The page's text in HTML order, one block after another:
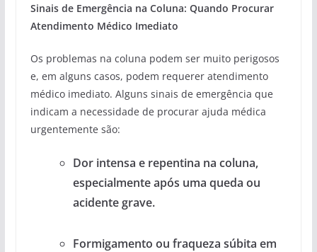
Sinais de Emergência na Coluna: Quando Procurar
Atendimento Médico Imediato
Os problemas na coluna podem ser muito perigosos
e, em alguns casos, podem requerer atendimento
médico imediato. Alguns sinais de emergência que
indicam a necessidade de procurar ajuda médica
urgentemente são:
Dor intensa e repentina na coluna,
especialmente após uma queda ou
acidente grave.
Formigamento ou fraqueza súbita em